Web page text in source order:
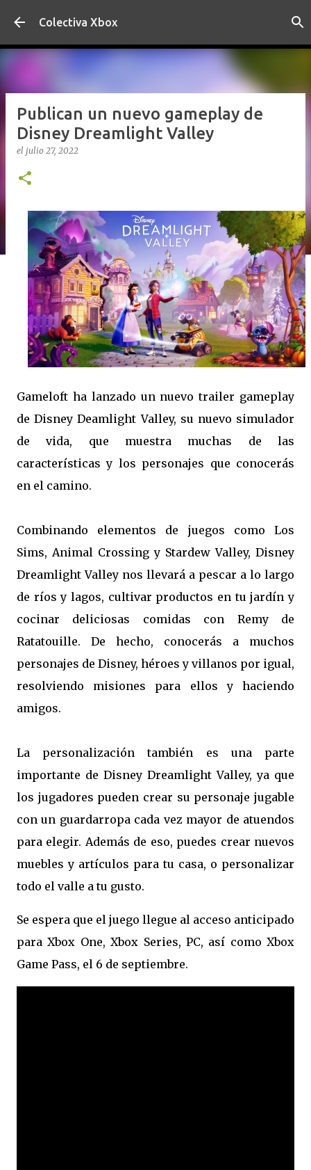
Ir al contenido principal
Colectiva Xbox
Publican un nuevo gameplay de
Disney Dreamlight Valley
el julio 27, 2022
Gameloft ha lanzado un nuevo trailer gameplay
de Disney Deamlight Valley, su nuevo simulador
de vida, que muestra muchas de las
características y los personajes que conocerás
en el camino.
Combinando elementos de juegos como Los
Sims, Animal Crossing y Stardew Valley, Disney
Dreamlight Valley nos llevará a pescar a lo largo
de ríos y lagos, cultivar productos en tu jardín y
cocinar deliciosas comidas con Remy de
Ratatouille. De hecho, conocerás a muchos
personajes de Disney, héroes y villanos por igual,
resolviendo misiones para ellos y haciendo
amigos.
La personalización también es una parte
importante de Disney Dreamlight Valley, ya que
los jugadores pueden crear su personaje jugable
con un guardarropa cada vez mayor de atuendos
para elegir. Además de eso, puedes crear nuevos
muebles y artículos para tu casa, o personalizar
todo el valle a tu gusto.
Se espera que el juego llegue al acceso anticipado
para Xbox One, Xbox Series, PC, así como Xbox
Game Pass, el 6 de septiembre.